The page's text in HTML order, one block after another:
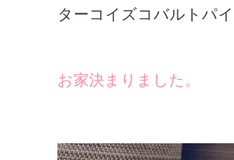
ターコイズコバルトパ
お家決まりました。